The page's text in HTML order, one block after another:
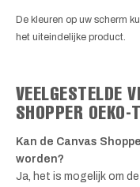
De kleuren op uw scherm
het uiteindelijke product.
VEELGESTELDE
SHOPPER OEKO-
Kan de Canvas
worden?
Ja, het is mogelijk om